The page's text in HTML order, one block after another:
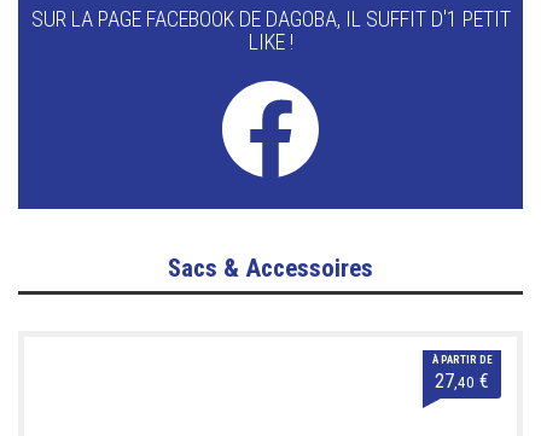
SUR LA PAGE FACEBOOK DE DAGOBA, IL SUFFIT D'1 PETIT
LIKE !
Sacs & Accessoires
À PARTIR DE
27,40 €